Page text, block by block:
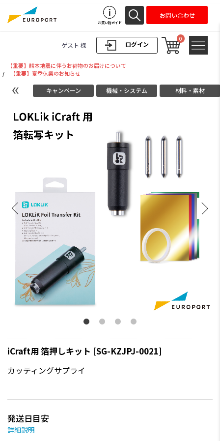
ログイン
ゲスト 様
0
お買い物ガイド
お問い合わせ
【重要】熊本地震に伴うお荷物のお届けについて
/
【重要】夏季休業のお知らせ
キャンペーン 機械・システム 材料・素材
iCraft用 箔押しキット [SG-KZJPJ-0021]
カッティングサプライ
発送日目安
詳細説明